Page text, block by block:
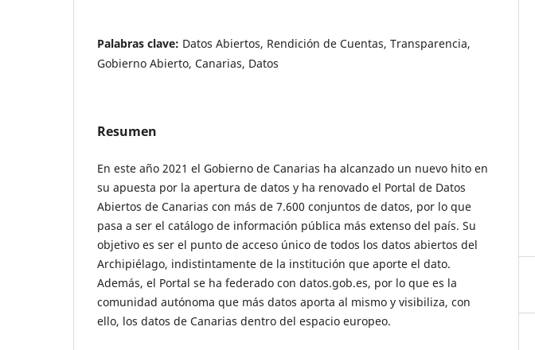
Palabras clave: Datos Abiertos, Rendición de Cuentas, Transparencia,
Gobierno Abierto, Canarias, Datos
Resumen
En este año 2021 el Gobierno de Canarias ha alcanzado un nuevo hito en
su apuesta por la apertura de datos y ha renovado el Portal de Datos
Abiertos de Canarias con más de 7.600 conjuntos de datos, por lo que
pasa a ser el catálogo de información pública más extenso del país. Su
objetivo es ser el punto de acceso único de todos los datos abiertos del
Archipiélago, indistintamente de la institución que aporte el dato.
Además, el Portal se ha federado con datos.gob.es, por lo que es la
comunidad autónoma que más datos aporta al mismo y visibiliza, con
ello, los datos de Canarias dentro del espacio europeo.